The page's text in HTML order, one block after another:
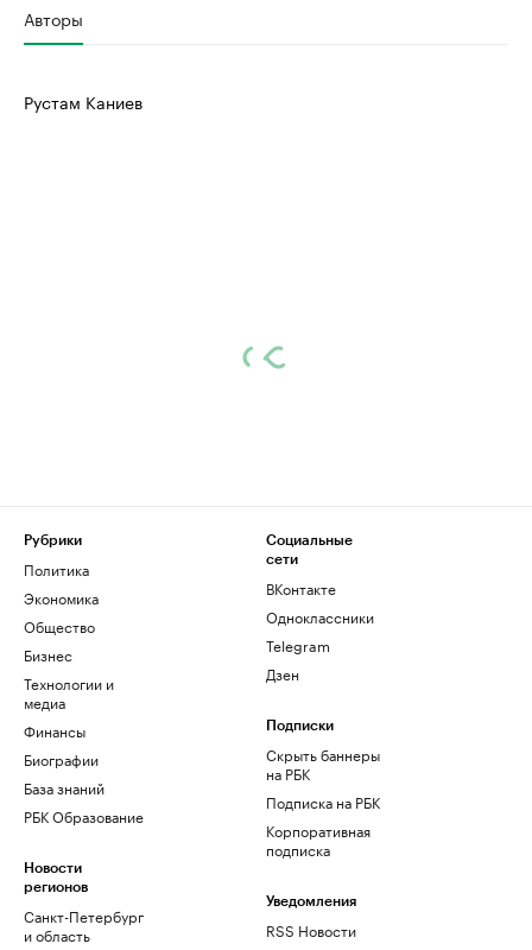
Авторы
Рустам Каниев
Рубрики
Политика
Экономика
Общество
Бизнес
Технологии и
медиа
Финансы
Биографии
База знаний
РБК Образование
Новости
регионов
Санкт-Петербург
и область
Социальные
сети
ВКонтакте
Одноклассники
Telegram
Дзен
Подписки
Скрыть баннеры
на РБК
Подписка на РБК
Корпоративная
подписка
Уведомления
RSS Новости